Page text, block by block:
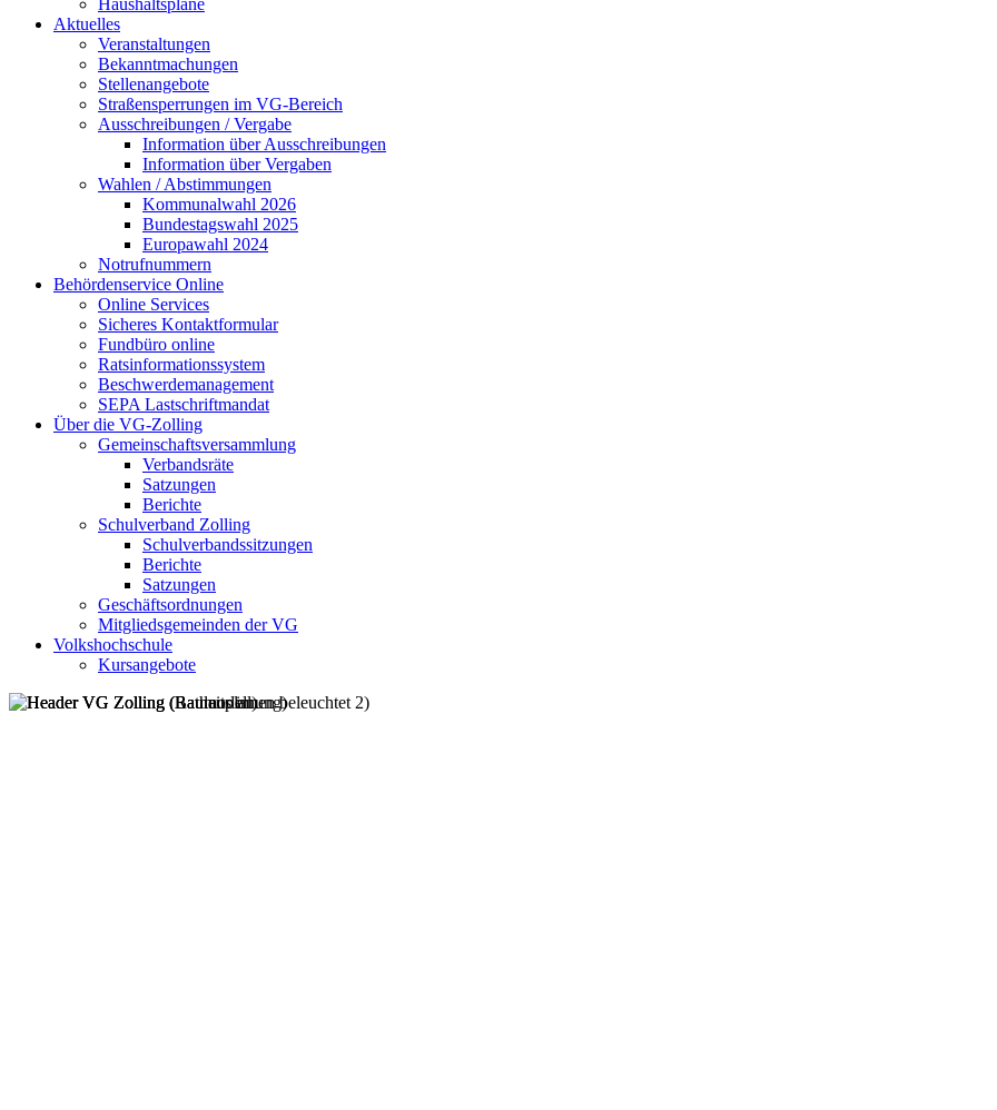
Haushaltspläne
Aktuelles
Veranstaltungen
Bekanntmachungen
Stellenangebote
Straßensperrungen im VG-Bereich
Ausschreibungen / Vergabe
Information über Ausschreibungen
Information über Vergaben
Wahlen / Abstimmungen
Kommunalwahl 2026
Bundestagswahl 2025
Europawahl 2024
Notrufnummern
Behördenservice Online
Online Services
Sicheres Kontaktformular
Fundbüro online
Ratsinformationssystem
Beschwerdemanagement
SEPA Lastschriftmandat
Über die VG-Zolling
Gemeinschaftsversammlung
Verbandsräte
Satzungen
Berichte
Schulverband Zolling
Schulverbandssitzungen
Berichte
Satzungen
Geschäftsordnungen
Mitgliedsgemeinden der VG
Volkshochschule
Kursangebote